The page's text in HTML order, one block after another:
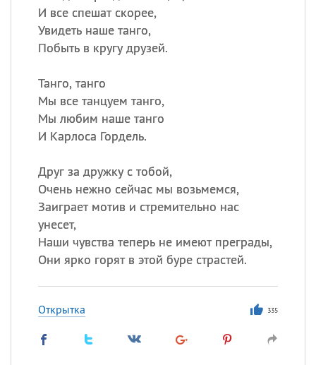
И все спешат скорее,
Увидеть наше танго,
Побыть в кругу друзей.
Танго, танго
Мы все танцуем танго,
Мы любим наше танго
И Карлоса Гордель.
Друг за дружку с тобой,
Очень нежно сейчас мы возьмемся,
Заиграет мотив и стремительно нас
унесет,
Наши чувства теперь не имеют преграды,
Они ярко горят в этой буре страстей.
Открытка 335